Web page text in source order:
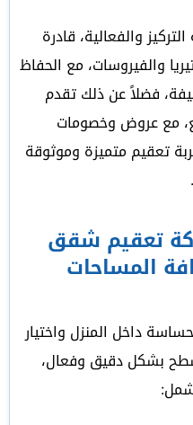
والفعالية، قادرة
والفيروسات، مع الحفاظ
فضلاً عن ذلك تقدم
مع عروض وخصومات
تعقيم متميزة وموثوقة
تعقيم شقق
المساحات
داخل المنزل واختيار
سطح بشكل دقيق وفعال،